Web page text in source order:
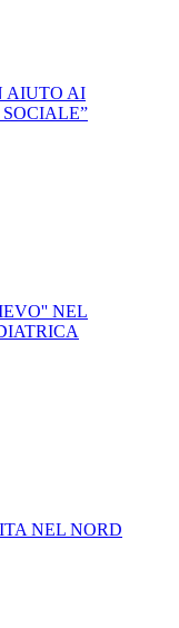
AIUTO AI
NEL
NEL NORD